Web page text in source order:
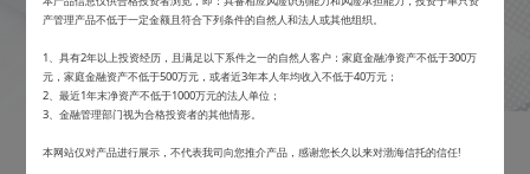
渤海信托广发骐骥智荟中性套利FOF1号资产
管理信托
产管理产品不低于一定金额且符合下列条件的自然人和法人或其他组织。
1、具有2年以上投资经历，且满足以下系件之一的自然人客户：家庭金融净资产不低于300万
元，家庭金融资产不低于500万元，或者近3年本人年均收入不低于40万元；
2、最近1年末净资产不低于1000万元的法人单位；
3、金融管理部门视为合格投资者的其他情形。
本网站仅对产品进行展示，不代表我司向您推介产品，感谢您长久以来对渤海信托的信任!